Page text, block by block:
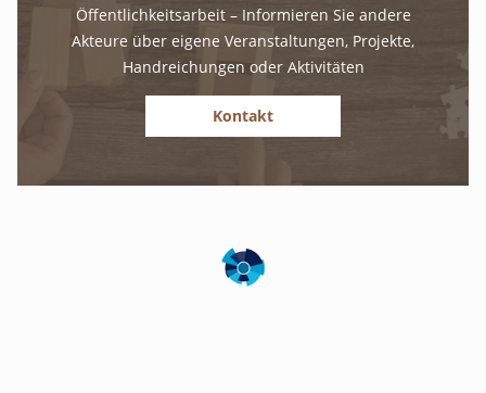
Öffentlichkeitsarbeit – Informieren Sie andere
Akteure über eigene Veranstaltungen, Projekte,
Handreichungen oder Aktivitäten
Kontakt